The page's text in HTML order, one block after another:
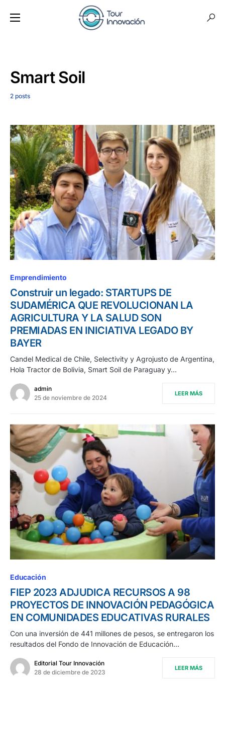
Smart Soil
2 posts
Emprendimiento
Construir un legado: STARTUPS DE
SUDAMÉRICA QUE REVOLUCIONAN LA
AGRICULTURA Y LA SALUD SON
PREMIADAS EN INICIATIVA LEGADO BY
BAYER
Candel Medical de Chile, Selectivity y Agrojusto de Argentina,
Hola Tractor de Bolivia, Smart Soil de Paraguay y…
admin
25 de noviembre de 2024
LEER MÁS
Educación
FIEP 2023 ADJUDICA RECURSOS A 98
PROYECTOS DE INNOVACIÓN PEDAGÓGICA
EN COMUNIDADES EDUCATIVAS RURALES
Con una inversión de 441 millones de pesos, se entregaron los
resultados del Fondo de Innovación de Educación…
Editorial Tour Innovación
28 de diciembre de 2023
LEER MÁS